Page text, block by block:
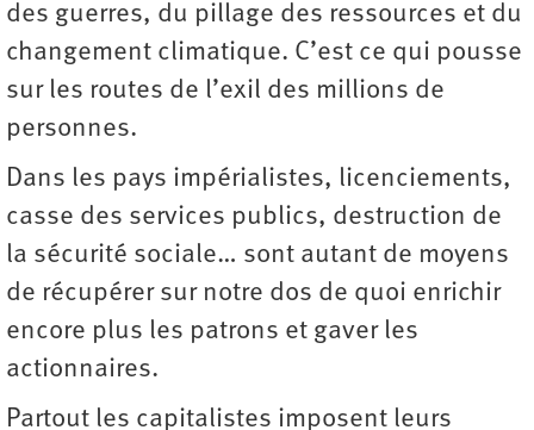
des guerres, du pillage des ressources et du
changement climatique. C’est ce qui pousse
sur les routes de l’exil des millions de
personnes.
Dans les pays impérialistes, licenciements,
casse des services publics, destruction de
la sécurité sociale… sont autant de moyens
de récupérer sur notre dos de quoi enrichir
encore plus les patrons et gaver les
actionnaires.
Partout les capitalistes imposent leurs